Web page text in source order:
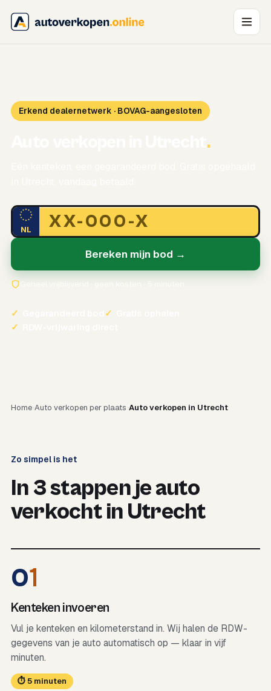
Erkend dealernetwerk · BOVAG-aangesloten
.
NL
Bereken mijn bod →
✓ ✓
✓
Home Auto verkopen per plaats Auto verkopen in Utrecht
Zo simpel is het
In 3 stappen je auto
verkocht in Utrecht
01
Kenteken invoeren
Vul je kenteken en kilometerstand in. Wij halen de RDW-
gegevens van je auto automatisch op — klaar in vijf
minuten.
⏱ 5 minuten